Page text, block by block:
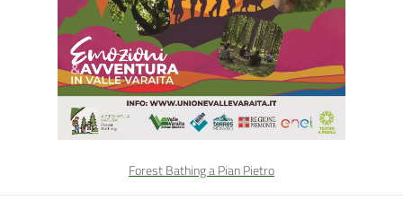
Forest Bathing a Pian Pietro